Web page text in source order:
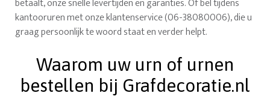
betaalt, onze snelle levertijden en garanties. Of bel tijdens
kantooruren met onze klantenservice (06-38080006), die u
graag persoonlijk te woord staat en verder helpt.
Waarom uw urn of urnen
bestellen bij Grafdecoratie.nl